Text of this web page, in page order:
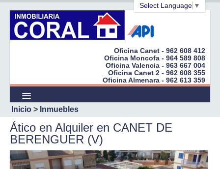
Select Language ▼
Oficina Canet - 962 608 412
Oficina Moncofa - 964 589 808
Oficina Valencia - 963 667 004
Oficina Canet 2 - 962 608 355
Oficina Almenara - 962 613 359
Inmuebles
Promociones
¿Quiere Vender?
Inicio > Inmuebles
Ático en Alquiler en CANET DE
BERENGUER (V)